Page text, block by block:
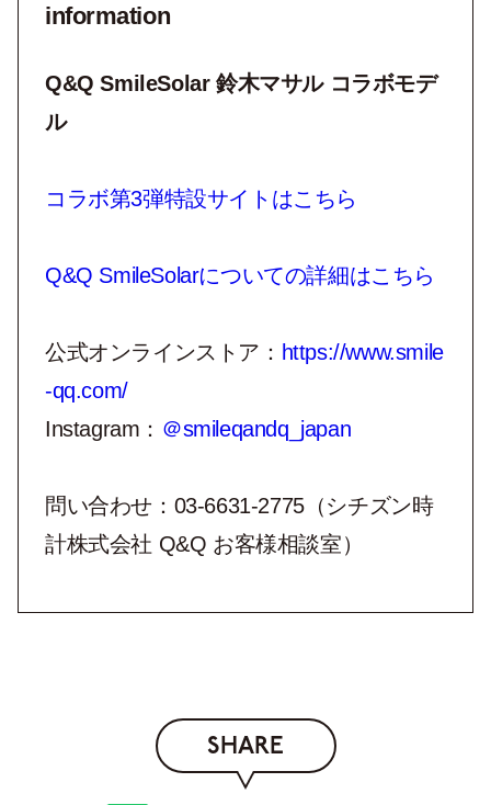
information
Q&Q SmileSolar 鈴木マサル コラボモデ
ル
コラボ第3弾特設サイトはこちら
Q&Q SmileSolarについての詳細はこちら
公式オンラインストア： https://www.smile
-qq.com/
Instagram： ＠smileqandq_japan
問い合わせ：03-6631-2775（シチズン時
計株式会社 Q&Q お客様相談室）
SHARE